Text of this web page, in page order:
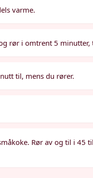
varme.
rør i omtrent 5 minutter,
til, mens du rører.
Rør av og til i 45